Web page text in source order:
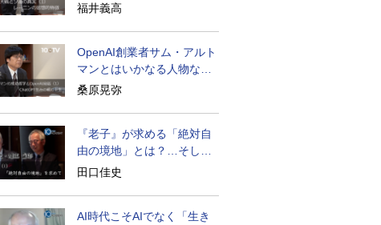
せよ
福井義高
OpenAI創業者サム・アルト
マンとはいかなる人物なの
か
桑原晃弥
『老子』が求める「絶対自
由の境地」とは？…そして
創造長寿へ
田口佳史
AI時代こそAIでなく「生き